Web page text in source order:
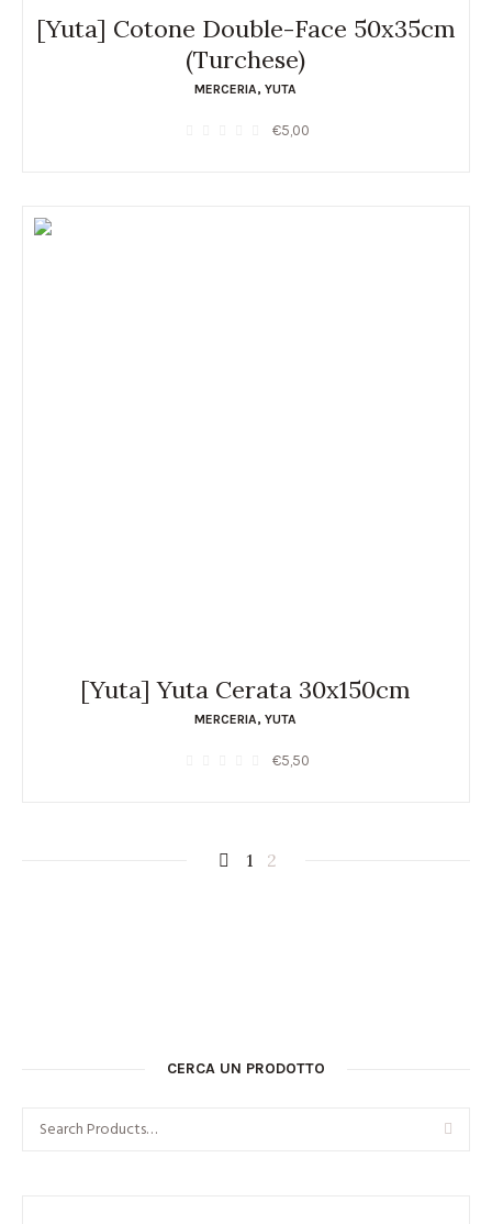
[Yuta] Cotone Double-Face 50x35cm
(Turchese)
MERCERIA,YUTA
€5,00
[Yuta] Yuta Cerata 30x150cm
MERCERIA,YUTA
€5,50
1 2
CERCA UN PRODOTTO